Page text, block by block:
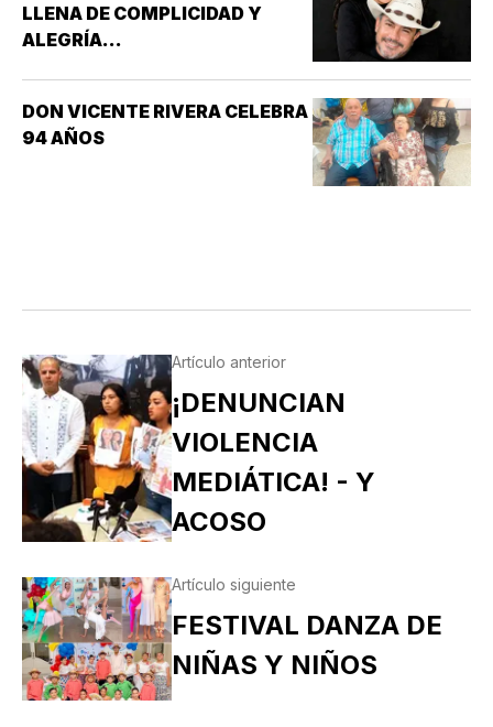
LLENA DE COMPLICIDAD Y
ALEGRÍA...
DON VICENTE RIVERA CELEBRA
94 AÑOS
Artículo anterior
¡DENUNCIAN
VIOLENCIA
MEDIÁTICA! - Y
ACOSO
Artículo siguiente
FESTIVAL DANZA DE
NIÑAS Y NIÑOS